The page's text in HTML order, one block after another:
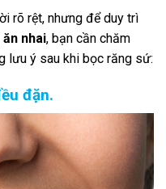
rõ rệt, nhưng để duy trì
nhai, bạn cần chăm
lưu ý sau khi bọc răng sứ:
đặn.